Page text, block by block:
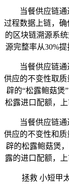
当餐供应链通
过程数据上链，
的区块链溯源系
源完整率从30%
当餐供应链通
供应的不变性取
辟的“松露鲍菇煲
松露进口配额，上
当餐供应链通
供应的不变性和
辟的松露鲍菇煲
露的进口配额，
拯救 小短甲太